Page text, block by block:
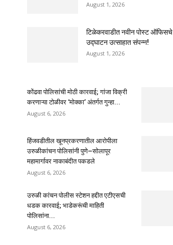
August 1, 2026
टिळेकरवाडीत नवीन पोस्ट ऑफिसचे
उद्घाटन उत्साहात संपन्न!
August 1, 2026
कोंढवा पोलिसांची मोठी कारवाई; गांजा विक्री
करणाऱ्या टोळीवर ‘मोक्का’ अंतर्गत गुन्हा...
August 6, 2026
हिंजवडीतील खूनप्रकरणातील आरोपीला
उरुळीकांचन पोलिसांनी पुणे–सोलापूर
महामार्गावर नाकाबंदीत पकडले
August 6, 2026
उरुळी कांचन पोलीस स्टेशन हद्दीत एटीएसची
धडक कारवाई; भाडेकरूंची माहिती
पोलिसांना...
August 6, 2026